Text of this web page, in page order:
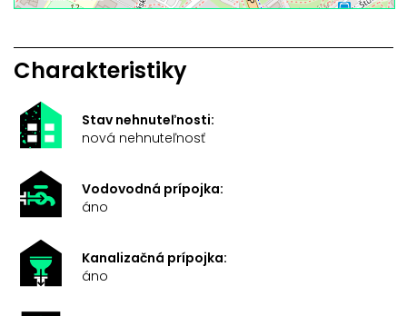
Charakteristiky
Stav nehnuteľnosti:
nová nehnuteľnosť
Vodovodná prípojka:
áno
Kanalizačná prípojka:
áno